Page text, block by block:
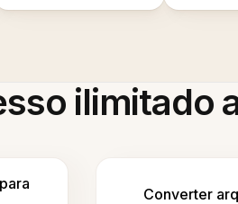
ilimitado
Converter